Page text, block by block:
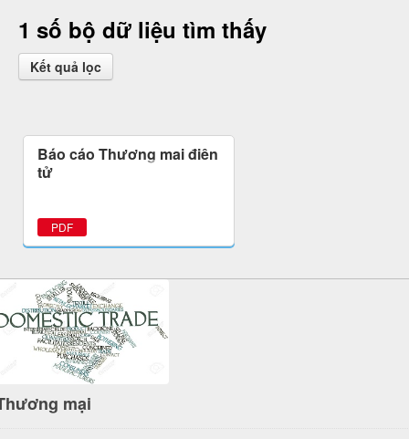
1 số bộ dữ liệu tìm thấy
Kết quả lọc
Báo cáo Thương mại điện
tử
PDF
mại